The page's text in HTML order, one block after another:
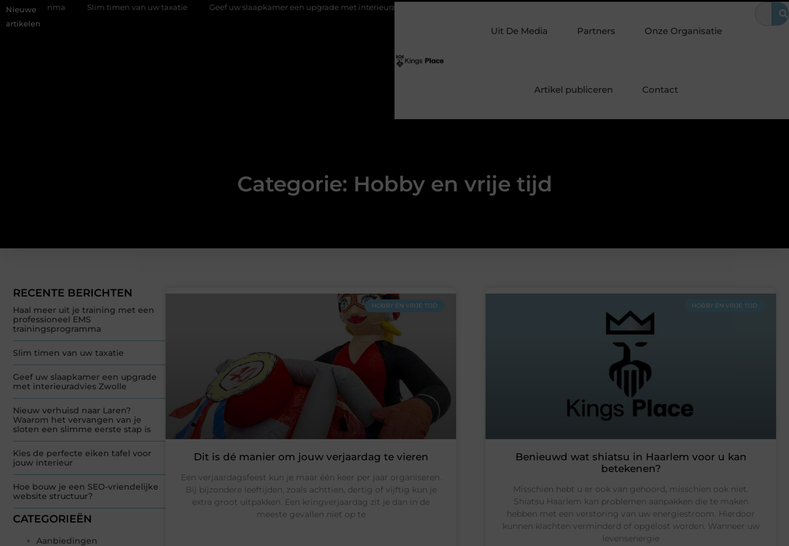
Nieuwe
artikelen
Slim timen van uw taxatie Geef uw slaapkamer een upgrade met interieuradvies Zwolle
Uit De Media Partners Onze Organisatie
Artikel publiceren Contact
Categorie: Hobby en vrije tijd
RECENTE BERICHTEN
Haal meer uit je training met een
professioneel EMS
trainingsprogramma
Slim timen van uw taxatie
Geef uw slaapkamer een upgrade
met interieuradvies Zwolle
Nieuw verhuisd naar Laren?
Waarom het vervangen van je
sloten een slimme eerste stap is
Kies de perfecte eiken tafel voor
jouw interieur
Hoe bouw je een SEO-vriendelijke
website structuur?
CATEGORIEËN
Aanbiedingen
HOBBY EN VRIJE TIJD
Dit is dé manier om jouw verjaardag te vieren
Een verjaardagsfeest kun je maar één keer per jaar organiseren.
Bij bijzondere leeftijden, zoals achttien, dertig of vijftig kun je
extra groot uitpakken. Een kringverjaardag zit je dan in de
meeste gevallen niet op te
HOBBY EN VRIJE TIJD
Benieuwd wat shiatsu in Haarlem voor u kan
betekenen?
Misschien hebt u er ook van gehoord, misschien ook niet.
Shiatsu Haarlem kan problemen aanpakken die te maken
hebben met een verstoring van uw energiestroom. Hierdoor
kunnen klachten verminderd of opgelost worden. Wanneer uw
levensenergie